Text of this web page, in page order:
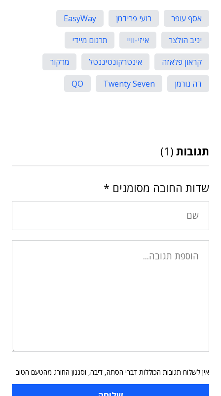
אסף עופר רועי פרידמן
EasyWay
יניב הולצר
איזי-וויי
תרגום מיידי
קראון פלאזה
אינטרקונטיננטל
מרקור
דה נורמן
Twenty Seven
QO
תגובות (1)
שדות החובה מסומנים *
אין לשלוח תגובות הכוללות דברי הסתה, דיבה, וסגנון החורג מהטעם הטוב